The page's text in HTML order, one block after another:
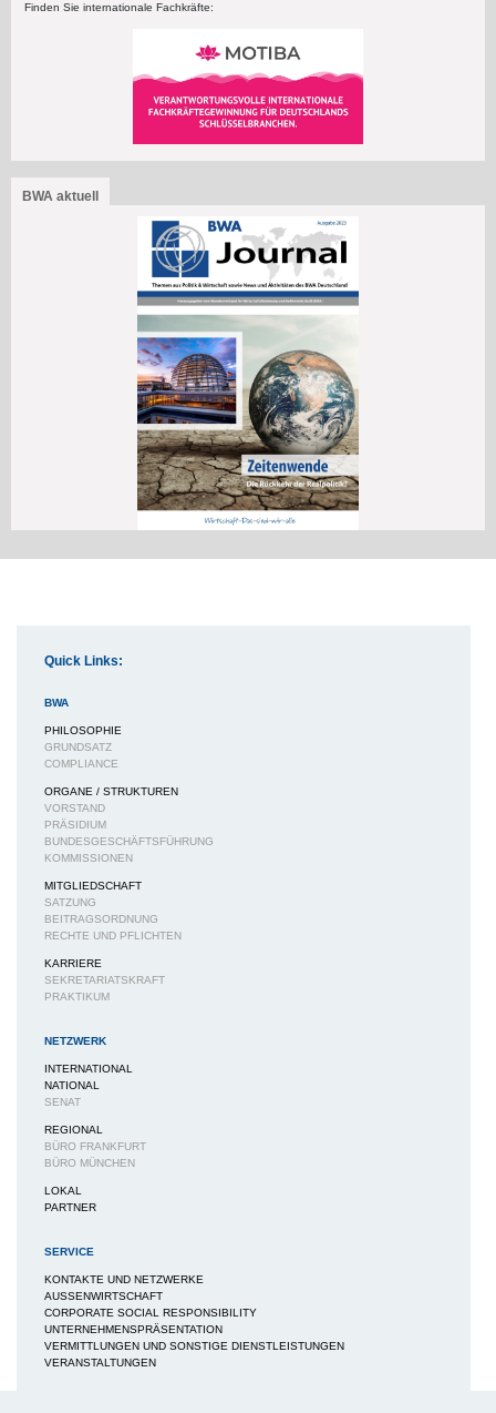
Finden Sie internationale Fachkräfte:
BWA aktuell
Quick Links:
BWA
PHILOSOPHIE
GRUNDSATZ
COMPLIANCE
ORGANE / STRUKTUREN
VORSTAND
PRÄSIDIUM
BUNDESGESCHÄFTSFÜHRUNG
KOMMISSIONEN
MITGLIEDSCHAFT
SATZUNG
BEITRAGSORDNUNG
RECHTE UND PFLICHTEN
KARRIERE
SEKRETARIATSKRAFT
PRAKTIKUM
NETZWERK
INTERNATIONAL
NATIONAL
SENAT
REGIONAL
BÜRO FRANKFURT
BÜRO MÜNCHEN
LOKAL
PARTNER
SERVICE
KONTAKTE UND NETZWERKE
AUSSENWIRTSCHAFT
CORPORATE SOCIAL RESPONSIBILITY
UNTERNEHMENSPRÄSENTATION
VERMITTLUNGEN UND SONSTIGE DIENSTLEISTUNGEN
VERANSTALTUNGEN